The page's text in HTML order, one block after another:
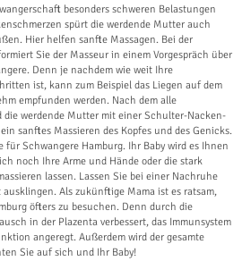
besonders schweren Belastungen
spürt die werdende Mutter auch
Hier helfen sanfte Massagen. Bei der
Sie der Masseur in einem Vorgespräch über
Denn je nachdem wie weit Ihre
ist, kann zum Beispiel das Liegen auf dem
empfunden werden. Nach dem alle
werdende Mutter mit einer Schulter-Nacken-
sanftes Massieren des Kopfes und des Genicks.
für Schwangere Hamburg. Ihr Baby wird es Ihnen
noch Ihre Arme und Hände oder die stark
lassen. Lassen Sie bei einer Nachruhe
Als zukünftige Mama ist es ratsam,
öfters zu besuchen. Denn durch die
in der Plazenta verbessert, das Immunsystem
angeregt. Außerdem wird der gesamte
Sie auf sich und Ihr Baby!